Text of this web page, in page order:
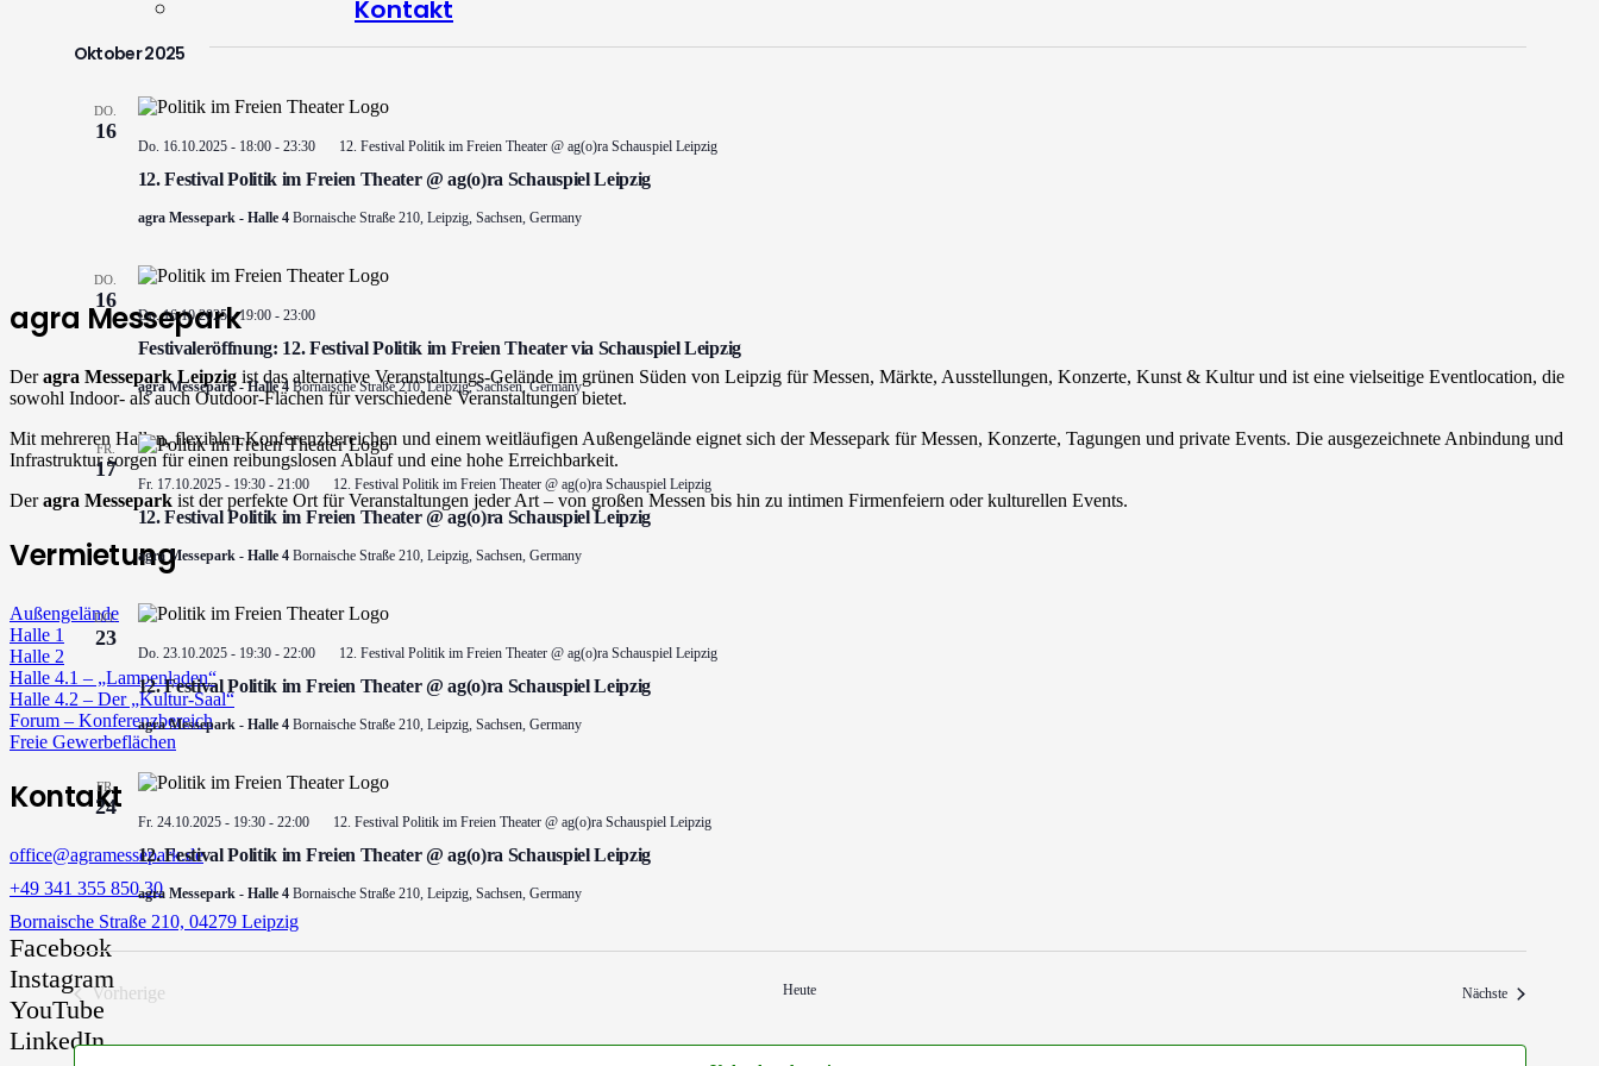
Kontakt
Oktober 2025
DO.
16
12. Festival Politik im Freien Theater @ ag(o)ra Schauspiel Leipzig
Do. 16.10.2025 - 18:00- 23:30 12. Festival Politik im Freien Theater @ ag(o)ra Schauspiel Leipzig
agra Messepark - Halle 4 Bornaische Straße 210, Leipzig, Sachsen, Germany
DO.
16
Festivaleröffnung: 12. Festival Politik im Freien Theater via Schauspiel Leipzig
Do. 16.10.2025 - 19:00- 23:00
agra Messepark - Halle 4 Bornaische Straße 210, Leipzig, Sachsen, Germany
FR.
17
12. Festival Politik im Freien Theater @ ag(o)ra Schauspiel Leipzig
Fr. 17.10.2025 - 19:30- 21:00 12. Festival Politik im Freien Theater @ ag(o)ra Schauspiel Leipzig
agra Messepark - Halle 4 Bornaische Straße 210, Leipzig, Sachsen, Germany
DO.
23
12. Festival Politik im Freien Theater @ ag(o)ra Schauspiel Leipzig
Do. 23.10.2025 - 19:30- 22:00 12. Festival Politik im Freien Theater @ ag(o)ra Schauspiel Leipzig
agra Messepark - Halle 4 Bornaische Straße 210, Leipzig, Sachsen, Germany
FR.
24
12. Festival Politik im Freien Theater @ ag(o)ra Schauspiel Leipzig
Fr. 24.10.2025 - 19:30- 22:00 12. Festival Politik im Freien Theater @ ag(o)ra Schauspiel Leipzig
agra Messepark - Halle 4 Bornaische Straße 210, Leipzig, Sachsen, Germany
Vorherige
Heute NächsteVeranstaltungen
agra Messepark
Deragra Messepark Leipzig ist das alternative Veranstaltungs-Gelände im grünen Süden von Leipzig für Messen, Märkte, Ausstellungen, Konzerte, Kunst & Kultur und ist eine vielseitige Eventlocation, die
sowohl Indoor- als auch Outdoor-Flächen für verschiedene Veranstaltungen bietet.
Mit mehreren Hallen, flexiblen Konferenzbereichen und einem weitläufigen Außengelände eignet sich der Messepark für Messen, Konzerte, Tagungen und private Events. Die ausgezeichnete Anbindung und
Infrastruktur sorgen für einen reibungslosen Ablauf und eine hohe Erreichbarkeit.
Deragra Messepark ist der perfekte Ort für Veranstaltungen jeder Art – von großen Messen bis hin zu intimen Firmenfeiern oder kulturellen Events.
Vermietung
Außengelände
Halle 1
Halle 2
Halle 4.1 – „Lampenladen“
Halle 4.2 – Der „Kultur-Saal“
Forum – Konferenzbereich
Freie Gewerbeflächen
Kontakt
office@agramessepark.de
+49 341 355 850 30
Bornaische Straße 210, 04279 Leipzig
Facebook
Instagram
YouTube
LinkedIn